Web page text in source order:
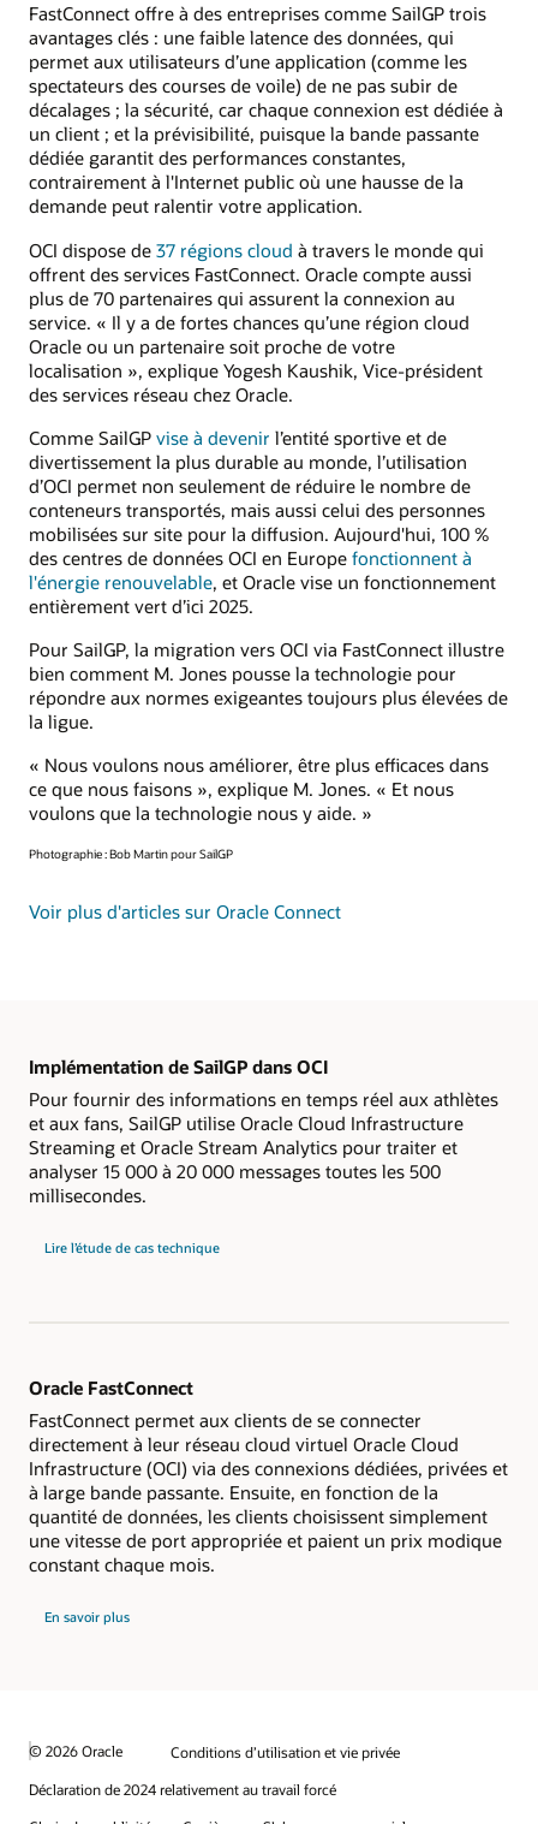
FastConnect offre à des entreprises comme SailGP trois
avantages clés : une faible latence des données, qui
permet aux utilisateurs d’une application (comme les
spectateurs des courses de voile) de ne pas subir de
décalages ; la sécurité, car chaque connexion est dédiée à
un client ; et la prévisibilité, puisque la bande passante
dédiée garantit des performances constantes,
contrairement à l'Internet public où une hausse de la
demande peut ralentir votre application.
OCI dispose de 37 régions cloud à travers le monde qui
offrent des services FastConnect. Oracle compte aussi
plus de 70 partenaires qui assurent la connexion au
service. « Il y a de fortes chances qu’une région cloud
Oracle ou un partenaire soit proche de votre
localisation », explique Yogesh Kaushik, Vice-président
des services réseau chez Oracle.
Comme SailGP vise à devenir l’entité sportive et de
divertissement la plus durable au monde, l’utilisation
d’OCI permet non seulement de réduire le nombre de
conteneurs transportés, mais aussi celui des personnes
mobilisées sur site pour la diffusion. Aujourd'hui, 100 %
des centres de données OCI en Europe fonctionnent à
l'énergie renouvelable, et Oracle vise un fonctionnement
entièrement vert d’ici 2025.
Pour SailGP, la migration vers OCI via FastConnect illustre
bien comment M. Jones pousse la technologie pour
répondre aux normes exigeantes toujours plus élevées de
la ligue.
« Nous voulons nous améliorer, être plus efficaces dans
ce que nous faisons », explique M. Jones. « Et nous
voulons que la technologie nous y aide. »
Photographie : Bob Martin pour SailGP
Voir plus d'articles sur Oracle Connect
Implémentation de SailGP dans OCI
Pour fournir des informations en temps réel aux athlètes
et aux fans, SailGP utilise Oracle Cloud Infrastructure
Streaming et Oracle Stream Analytics pour traiter et
analyser 15 000 à 20 000 messages toutes les 500
millisecondes.
Lire l’étude de cas technique
Oracle FastConnect
FastConnect permet aux clients de se connecter
directement à leur réseau cloud virtuel Oracle Cloud
Infrastructure (OCI) via des connexions dédiées, privées et
à large bande passante. Ensuite, en fonction de la
quantité de données, les clients choisissent simplement
une vitesse de port appropriée et paient un prix modique
constant chaque mois.
En savoir plus
© 2026 Oracle
Conditions d’utilisation et vie privée
Déclaration de 2024 relativement au travail forcé